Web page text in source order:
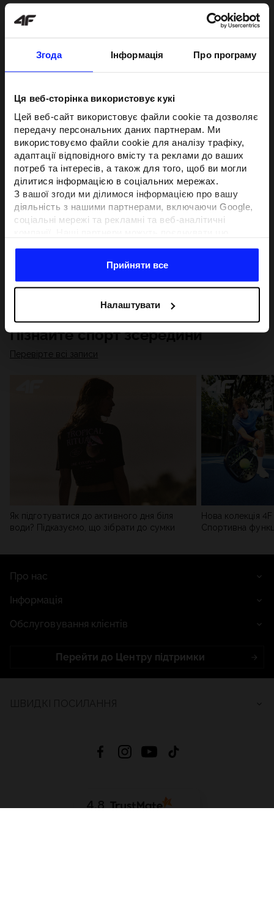
Згода Інформація Про програму
Ця веб-сторінка використовує кукі
Цей веб-сайт використовує файли cookie та дозволяє
передачу персональних даних партнерам. Ми
використовуємо файли cookie для аналізу трафіку,
адаптації відповідного вмісту та реклами до ваших
потреб та інтересів, а також для того, щоб ви могли
ділитися інформацією в соціальних мережах.
З вашої згоди ми ділимося інформацією про вашу
діяльність з нашими партнерами, включаючи Google,
соціальні мережі та рекламні та веб-аналітичні
отримують у результаті використання вами їхніх
послуг.З вашої згоди ми також можемо ділитися
з метою націлювання та покращення відображення
відповідної онлайн-реклами, проведення аналітики,
відповідності вмісту та вдосконалення рішень, які
пропонують наші партнери (наприклад, соціальні
мережі). Детальну інформацію можна знайти в нашій
та в розділі «Деталі».
Прийняти все
Налаштувати
Пізнайте спорт зсередини
Перевірте всі записи
Як підготуватися до активного дня біля
води? Підказуємо, що зібрати до сумки
Нова колекція
Спортивна
Про нас
Інформація
Обслуговування клієнтів
Перейти до Центру підтримки
4.8